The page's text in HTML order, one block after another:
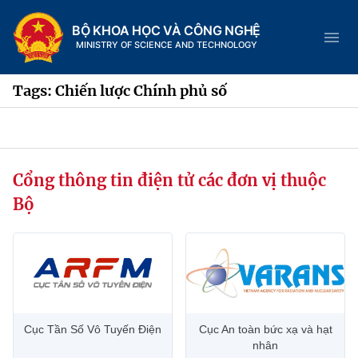
BỘ KHOA HỌC VÀ CÔNG NGHỆ
MINISTRY OF SCIENCE AND TECHNOLOGY
Trang chủ
Chức năng nhiệm vụ
Tin tức sự kiện
Hệ thống văn bản
Tags: Chiến lược Chính phủ số
Cổng thông tin điện tử các đơn vị thuộc
Bộ
Cục Tần Số Vô Tuyến Điện
Cục An toàn bức xạ và hạt
nhân